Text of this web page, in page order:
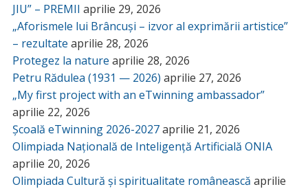
JIU” – PREMII aprilie 29, 2026
„Aforismele lui Brâncuși – izvor al exprimării artistice”
– rezultate aprilie 28, 2026
Protegez la nature aprilie 28, 2026
Petru Rădulea (1931 — 2026) aprilie 27, 2026
„My first project with an eTwinning ambassador”
aprilie 22, 2026
Școală eTwinning 2026-2027aprilie 21, 2026
Olimpiada Națională de Inteligență Artificială ONIA
aprilie 20, 2026
Olimpiada Cultură și spiritualitate românească aprilie